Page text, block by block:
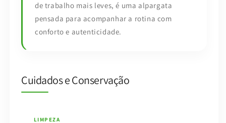
de trabalho mais leves, é uma alpargata
pensada para acompanhar a rotina com
conforto e autenticidade.
Cuidados e Conservação
LIMPEZA